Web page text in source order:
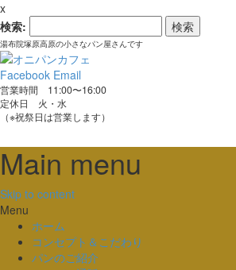
x
検索:
湯布院塚原高原の小さなパン屋さんです
Facebook Email
営業時間 11:00〜16:00
定休日 火・水
（※祝祭日は営業します）
Main menu
Skip to content
Menu
ホーム
コンセプト＆こだわり
パンのご紹介